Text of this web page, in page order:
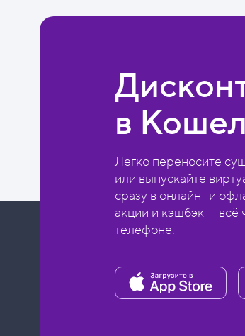
в
Легко переносите
или выпускайте
сразу в онлайн- и
акции и кэшбэк — всё
телефоне.